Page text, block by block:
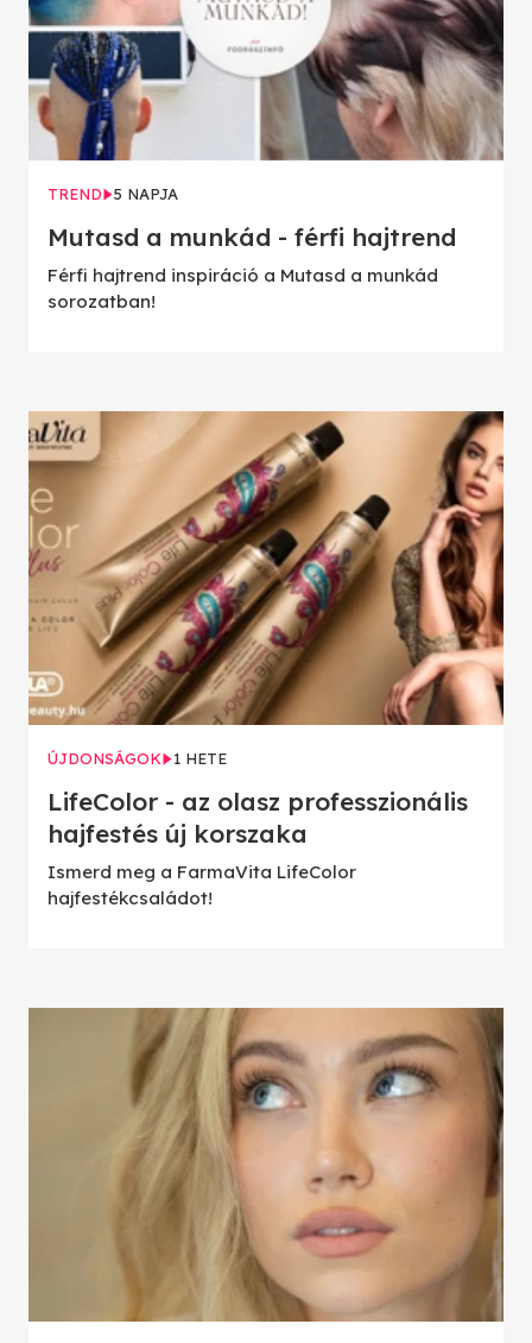
TREND 5 NAPJA
Mutasd a munkád - férfi hajtrend
Férfi hajtrend inspiráció a Mutasd a munkád
sorozatban!
ÚJDONSÁGOK 1 HETE
LifeColor - az olasz professzionális
hajfestés új korszaka
Ismerd meg a FarmaVita LifeColor
hajfestékcsaládot!